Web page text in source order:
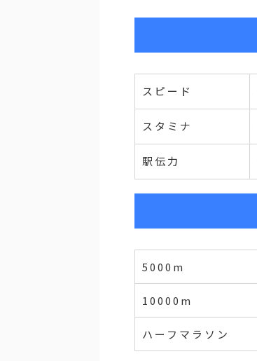
スピード
スタミナ
駅伝力
5000m
10000m
ハーフマラソン